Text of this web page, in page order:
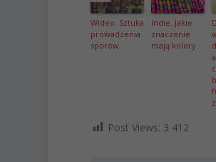
Wideo. Sztuka
prowadzenia
sporów
Indie. Jakie
znaczenie
mają kolory
Post Views: 3 412